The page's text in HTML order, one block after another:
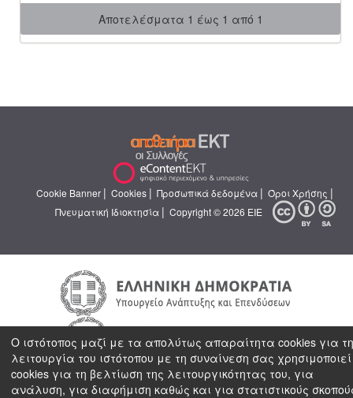
Αποτελέσματα 1 έως 1 από 1
Cookie Banner | Cookies | Προσωπικά δεδομένα | Όροι Χρήσης |
Πνευματική Ιδιοκτησία | Copyright © 2026 ΕΙΕ
Ο ιστότοπος μαζί με τα απολύτως απαραίτητα cookies για
λειτουργία του ιστότοπου με τη συναίνεση σας χρησιμοποιεί
cookies για τη βελτίωση της λειτουργικότητας του, για
ανάλυση, για διαφήμιση καθώς και για στατιστικούς